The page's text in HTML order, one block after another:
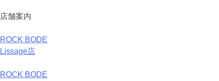
店舗案内
ROCK BODE
Lissage店
ROCK BODE